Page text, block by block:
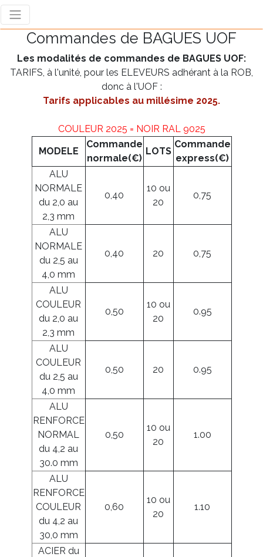
Commandes de BAGUES UOF
Les modalités de commandes de BAGUES UOF:
TARIFS, à l'unité, pour les ELEVEURS adhérant à la ROB,
donc à l'UOF :
Tarifs applicables au millésime 2025.
COULEUR 2025 = NOIR RAL 9025
MODELE
Commande
normale(€)
LOTS
Commande
express(€)
ALU
NORMALE
du 2,0 au
2,3 mm
0,40
10 ou
20
0,75
ALU
NORMALE
du 2,5 au
4,0 mm
0,40 20 0,75
ALU
COULEUR
du 2,0 au
2,3 mm
0,50
10 ou
20
0.95
ALU
COULEUR
du 2,5 au
4,0 mm
0,50 20 0.95
ALU
RENFORCE
NORMAL
du 4,2 au
30.0 mm
0,50
10 ou
20
1.00
ALU
RENFORCE
COULEUR
du 4,2 au
30,0 mm
0,60
10 ou
20
1.10
ACIER du